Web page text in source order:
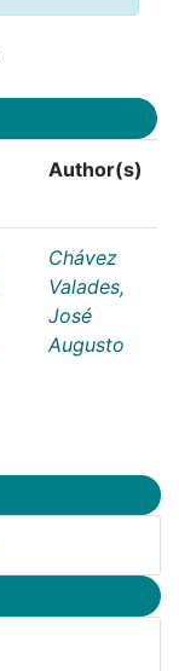
Author(s)
Chávez
Valades,
José
Augusto